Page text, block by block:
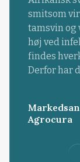
smitsom
tamsvin og
høj ved
findes
Derfor har
Agrocura